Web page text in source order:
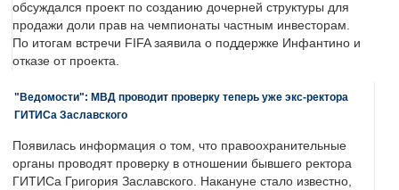
обсуждался проект по созданию дочерней структуры для
продажи доли прав на чемпионаты частным инвесторам.
По итогам встречи FIFA заявила о поддержке Инфантино и
отказе от проекта.
"Ведомости": МВД проводит проверку теперь уже экс-ректора
ГИТИСа Заславского
Появилась информация о том, что правоохранительные
органы проводят проверку в отношении бывшего ректора
ГИТИСа Григория Заславского. Накануне стало известно,